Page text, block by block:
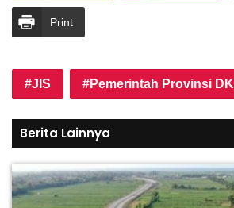
Print
JIS Pemerintah Provinsi DKI
Berita Lainnya